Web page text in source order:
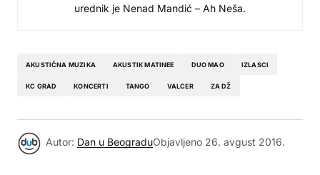
urednik je Nenad Mandić – Ah Neša.
AKUSTIČNA MUZIKA AKUSTIK MATINEE DUO MAO IZLASCI
KC GRAD KONCERTI TANGO VALCER ZA DŽ
Autor: Dan u BeograduObjavljeno 26. avgust 2016.